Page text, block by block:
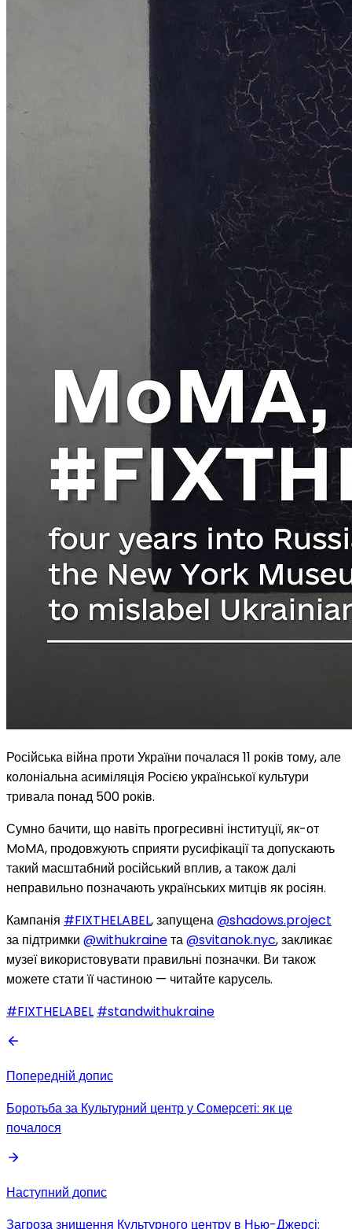
Російська війна проти України почалася 11 років тому, але
колоніальна асиміляція Росією української культури
тривала понад 500 років.
Сумно бачити, що навіть прогресивні інституції, як-от
MoMA, продовжують сприяти русифікації та допускають
такий масштабний російський вплив, а також далі
неправильно позначають українських митців як росіян.
Кампанія #FIXTHELABEL, запущена@shadows.project
за підтримки @withukraineта@svitanok.nyc, закликає
музеї використовувати правильні позначки. Ви також
можете стати її частиною — читайте карусель.
#FIXTHELABEL #standwithukraine
Попередній допис
Боротьба за Культурний центр у Сомерсеті: як це
почалося
Наступний допис
Загроза знищення Культурного центру в Нью-Джерсі: